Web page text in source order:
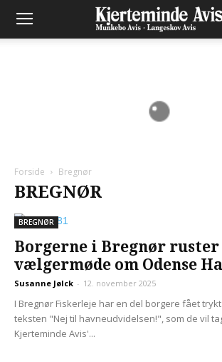
Forside Bregnør
BREGNØR
BREGNØR
Borgerne i Bregnør
vælgermøde om Odense
Susanne Jølck - 12. november 2025
I Bregnør Fiskerleje har en del borgere fået
teksten "Nej til havneudvidelsen!", som de vil
Kjerteminde Avis'...